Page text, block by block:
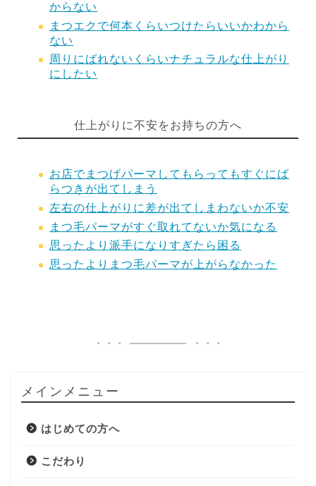
からない
まつエクで何本くらいつけたらいいかわから
ない
周りにばれないくらいナチュラルな仕上がり
にしたい
仕上がりに不安をお持ちの方へ
お店でまつげパーマしてもらってもすぐにば
らつきが出てしまう
左右の仕上がりに差が出てしまわないか不安
まつ毛パーマがすぐ取れてないか気になる
思ったより派手になりすぎたら困る
思ったよりまつ毛パーマが上がらなかった
メインメニュー
はじめての方へ
こだわり